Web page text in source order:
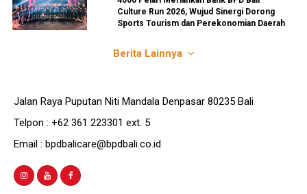
Culture Run 2026, Wujud Sinergi Dorong
Sports Tourism dan Perekonomian Daerah
Berita Lainnya
Jalan Raya Puputan Niti Mandala Denpasar 80235 Bali
Telpon : +62 361 223301 ext. 5
Email : bpdbalicare@bpdbali.co.id